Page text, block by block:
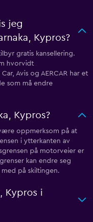
jeg
Kypros?
gratis kansellering.
hvorvidt
Avis og AERCAR har et
som må endre
Kypros?
oppmerksom på at
i ytterkanten av
på motorveier er
kan endre seg
på skiltingen.
Kypros i